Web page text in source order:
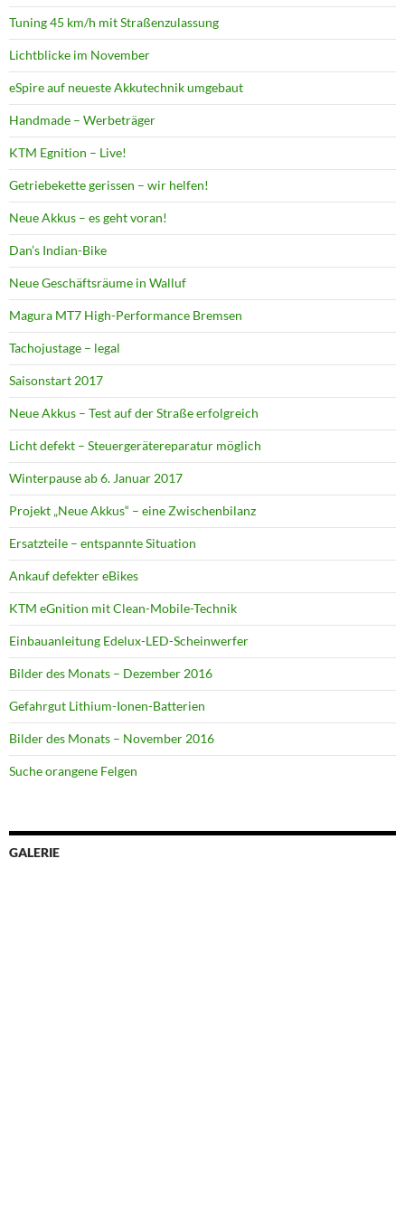
Tuning 45 km/h mit Straßenzulassung
Lichtblicke im November
eSpire auf neueste Akkutechnik umgebaut
Handmade – Werbeträger
KTM Egnition – Live!
Getriebekette gerissen – wir helfen!
Neue Akkus – es geht voran!
Dan’s Indian-Bike
Neue Geschäftsräume in Walluf
Magura MT7 High-Performance Bremsen
Tachojustage – legal
Saisonstart 2017
Neue Akkus – Test auf der Straße erfolgreich
Licht defekt – Steuergerätereparatur möglich
Winterpause ab 6. Januar 2017
Projekt „Neue Akkus“ – eine Zwischenbilanz
Ersatzteile – entspannte Situation
Ankauf defekter eBikes
KTM eGnition mit Clean-Mobile-Technik
Einbauanleitung Edelux-LED-Scheinwerfer
Bilder des Monats – Dezember 2016
Gefahrgut Lithium-Ionen-Batterien
Bilder des Monats – November 2016
Suche orangene Felgen
GALERIE